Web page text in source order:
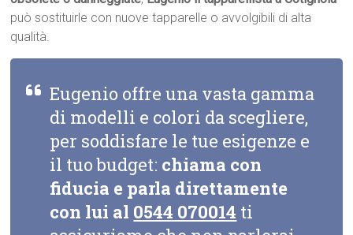
può sostituirle con nuove tapparelle o avvolgibili di alta
qualità.
Eugenio offre una vasta gamma
di modelli e colori da scegliere,
per soddisfare le tue esigenze e
il tuo budget: chiama con
fiducia e parla direttamente
con lui al 0544 070014 ti